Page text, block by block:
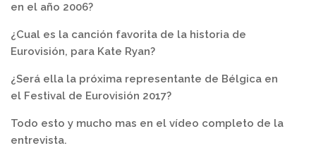
en el año 2006?
¿Cual es la canción favorita de la historia de
Eurovisión, para Kate Ryan?
¿Será ella la próxima representante de Bélgica en
el Festival de Eurovisión 2017?
Todo esto y mucho mas en el vídeo completo de la
entrevista.